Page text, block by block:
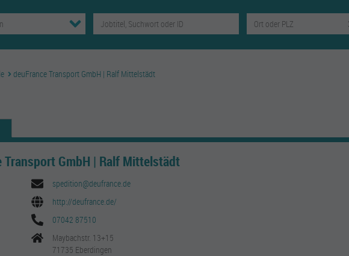
deuFrance Transport GmbH | Ralf Mittelstädt
Transport GmbH | Ralf Mittelstädt
spedition@deufrance.de
http://deufrance.de/
07042 87510
Maybachstr. 13+15
71735 Eberdingen